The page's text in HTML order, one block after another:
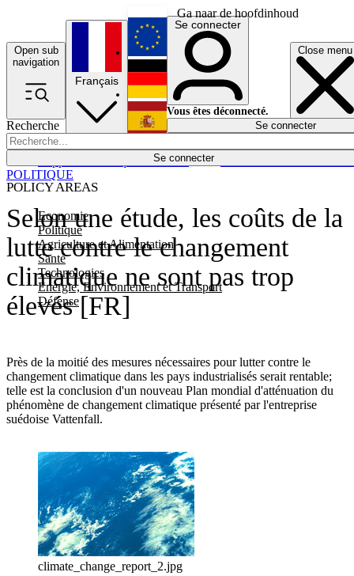
Ga naar de hoofdinhoud
Open sub
navigation
Close menu
Recherche
Se connecter
POLICY AREAS
Economie
Politique
Agriculture et Alimentation
Santé
Technologies
Energie, Environnement et Transport
Défense
Économie
Français
English
Deutsch
Español
Se connecter
Vous êtes déconnecté.
Se connecter
Selon une étude, les coûts de la
lutte contre le changement
climatique ne sont pas trop
élevés [FR]
Près de la moitié des mesures nécessaires pour lutter contre le
changement climatique dans les pays industrialisés serait rentable;
telle est la conclusion d'un nouveau Plan mondial d'atténuation du
phénomène de changement climatique présenté par l'entreprise
suédoise Vattenfall.
POLITIQUE
climate_change_report_2.jpg